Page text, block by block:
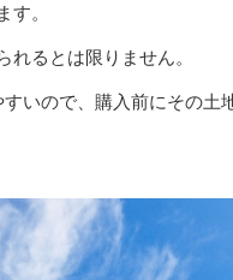
。
るとは限りません。
いので、購入前にその土